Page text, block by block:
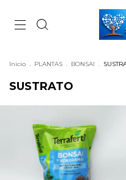
Inicio . PLANTAS . BONSAI .
SUSTRATO